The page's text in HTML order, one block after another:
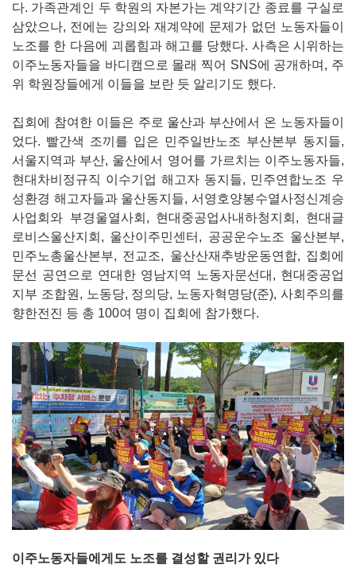
다. 가족관계인 두 학원의 자본가는 계약기간 종료를 구실로
삼았으나, 전에는 강의와 재계약에 문제가 없던 노동자들이
노조를 한 다음에 괴롭힘과 해고를 당했다. 사측은 시위하는
이주노동자들을 바디캠으로 몰래 찍어 SNS에 공개하며, 주
위 학원장들에게 이들을 보란 듯 알리기도 했다.
집회에 참여한 이들은 주로 울산과 부산에서 온 노동자들이
었다. 빨간색 조끼를 입은 민주일반노조 부산본부 동지들,
서울지역과 부산, 울산에서 영어를 가르치는 이주노동자들,
현대차비정규직 이수기업 해고자 동지들, 민주연합노조 우
성환경 해고자들과 울산동지들, 서영호양봉수열사정신계승
사업회와 부경울열사회, 현대중공업사내하청지회, 현대글
로비스울산지회, 울산이주민센터, 공공운수노조 울산본부,
민주노총울산본부, 전교조, 울산산재추방운동연합, 집회에
문선 공연으로 연대한 영남지역 노동자문선대, 현대중공업
지부 조합원, 노동당, 정의당, 노동자혁명당(준), 사회주의를
향한전진 등 총 100여 명이 집회에 참가했다.
이주노동자들에게도 노조를 결성할 권리가 있다